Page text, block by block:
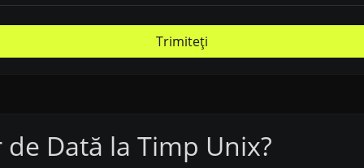
Trimiteți
Dată la Timp Unix?